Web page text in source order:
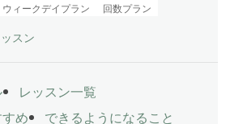
ウィークデイプラン 回数プラン
スン
レッスン一覧
め
できるようになること